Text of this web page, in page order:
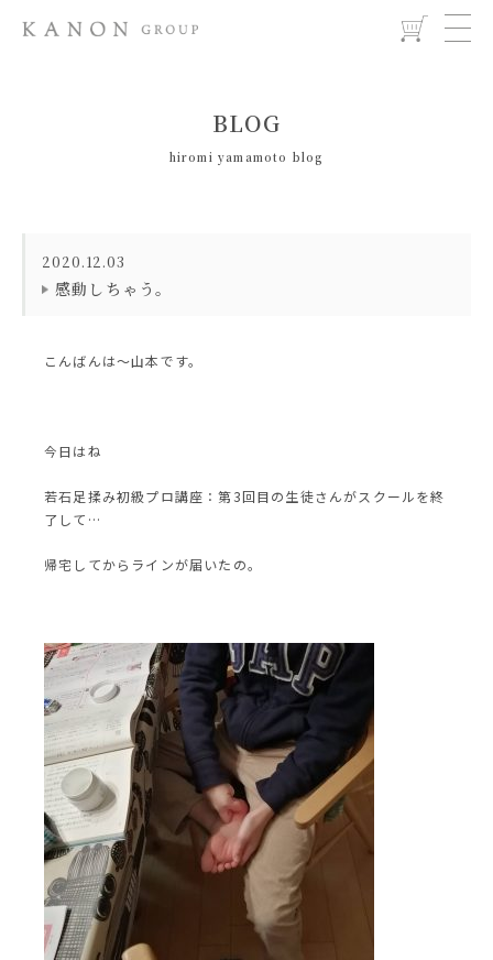
BLOG
hiromi yamamoto blog
2020.12.03
感動しちゃう。
こんばんは〜山本です。
今日はね
若石足揉み初級プロ講座：第3回目の生徒さんがスクールを終
了して…
帰宅してからラインが届いたの。